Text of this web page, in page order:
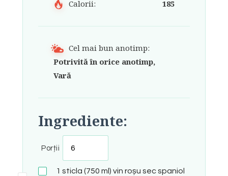
Calorii: 185
Cel mai bun anotimp:
Potrivită în orice anotimp,
Vară
Ingrediente:
Porții
1 sticla (750 ml) vin roșu sec spaniol